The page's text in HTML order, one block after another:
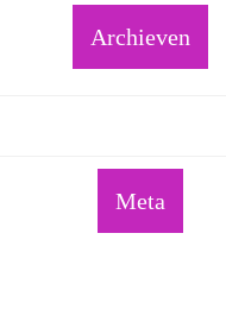
Archieven
Meta